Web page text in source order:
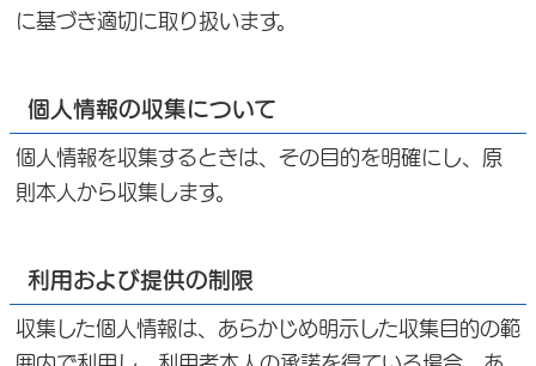
に基づき適切に取り扱います。
個人情報の収集について
個人情報を収集するときは、その目的を明確にし、原
則本人から収集します。
利用および提供の制限
収集した個人情報は、あらかじめ明示した収集目的の範